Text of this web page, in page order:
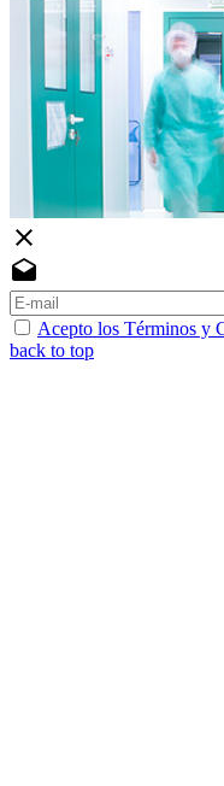
close
drafts
Acepto los Términos y
back to top